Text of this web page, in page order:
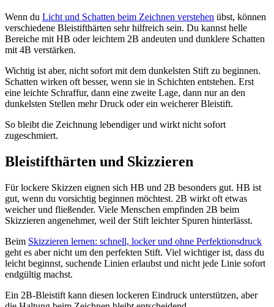
Wenn du Licht und Schatten beim Zeichnen verstehen übst, können
verschiedene Bleistifthärten sehr hilfreich sein. Du kannst helle
Bereiche mit HB oder leichtem 2B andeuten und dunklere Schatten
mit 4B verstärken.
Wichtig ist aber, nicht sofort mit dem dunkelsten Stift zu beginnen.
Schatten wirken oft besser, wenn sie in Schichten entstehen. Erst
eine leichte Schraffur, dann eine zweite Lage, dann nur an den
dunkelsten Stellen mehr Druck oder ein weicherer Bleistift.
So bleibt die Zeichnung lebendiger und wirkt nicht sofort
zugeschmiert.
Bleistifthärten und Skizzieren
Für lockere Skizzen eignen sich HB und 2B besonders gut. HB ist
gut, wenn du vorsichtig beginnen möchtest. 2B wirkt oft etwas
weicher und fließender. Viele Menschen empfinden 2B beim
Skizzieren angenehmer, weil der Stift leichter Spuren hinterlässt.
Beim Skizzieren lernen: schnell, locker und ohne Perfektionsdruck
geht es aber nicht um den perfekten Stift. Viel wichtiger ist, dass du
leicht beginnst, suchende Linien erlaubst und nicht jede Linie sofort
endgültig machst.
Ein 2B-Bleistift kann diesen lockeren Eindruck unterstützen, aber